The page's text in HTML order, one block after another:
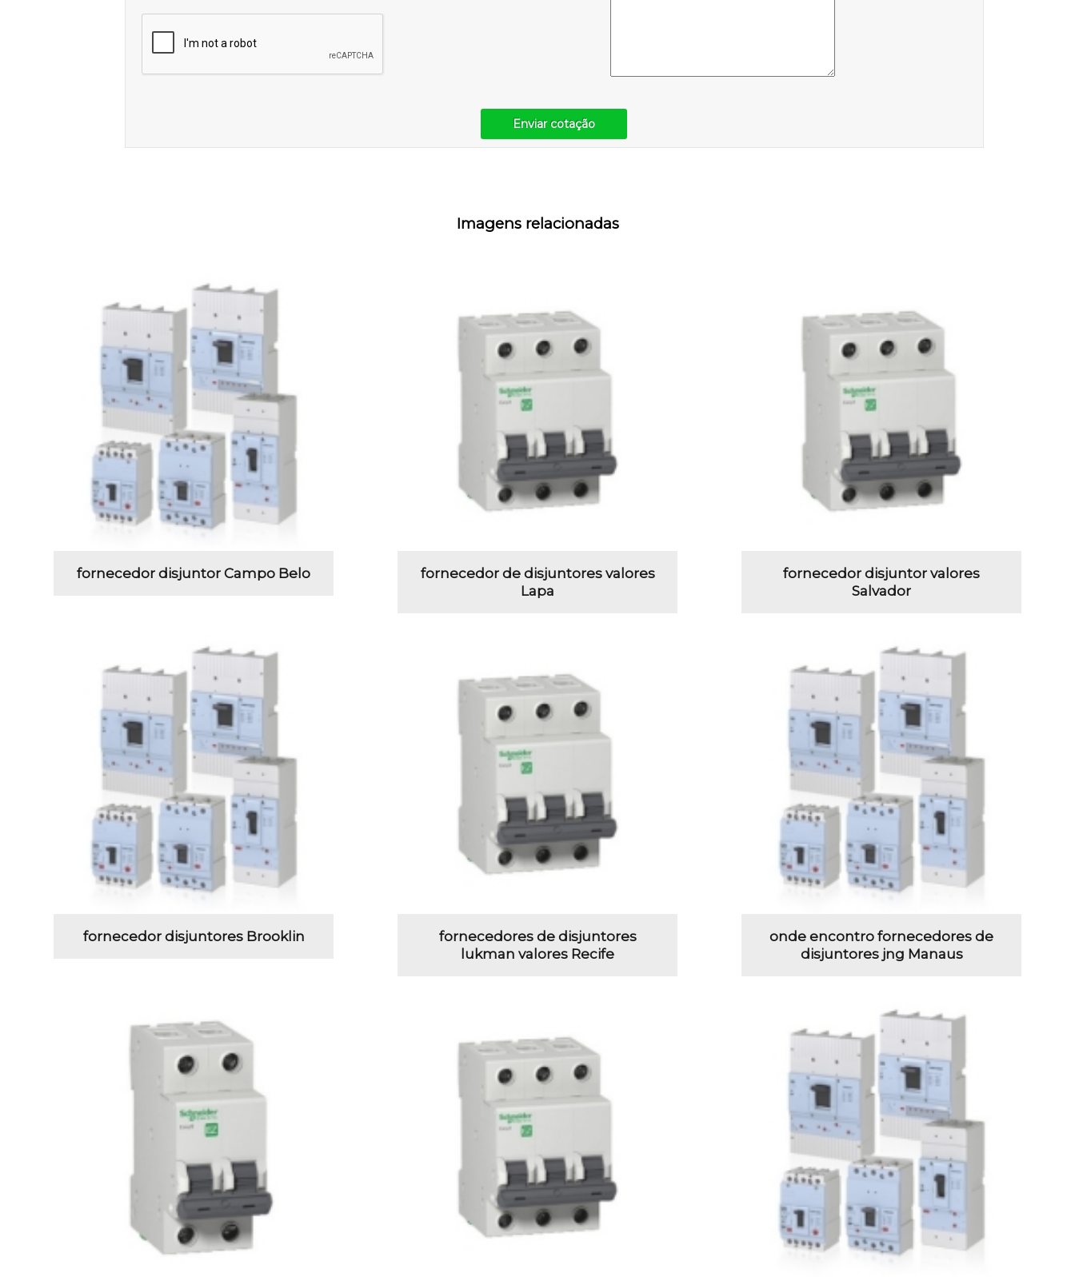
Enviar cotação
Imagens relacionadas
fornecedor disjuntor Campo Belo
fornecedor de disjuntores valores
Lapa
fornecedor disjuntor valores
Salvador
fornecedor disjuntores Brooklin
fornecedores de disjuntores
lukman valores Recife
onde encontro fornecedores de
disjuntores jng Manaus